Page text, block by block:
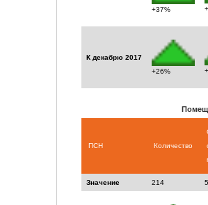
+37%
К декабрю 2017
+26%
ПСН Количество
Значение 214